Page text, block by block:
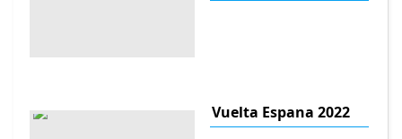
Vuelta Espana 2022